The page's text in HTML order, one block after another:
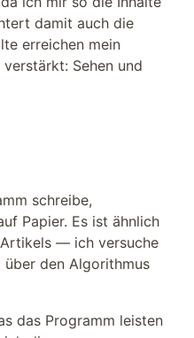
damit auch die
erreichen mein
Sehen und
schreibe,
Papier. Es ist ähnlich
— ich versuche
den Algorithmus
das Programm leisten